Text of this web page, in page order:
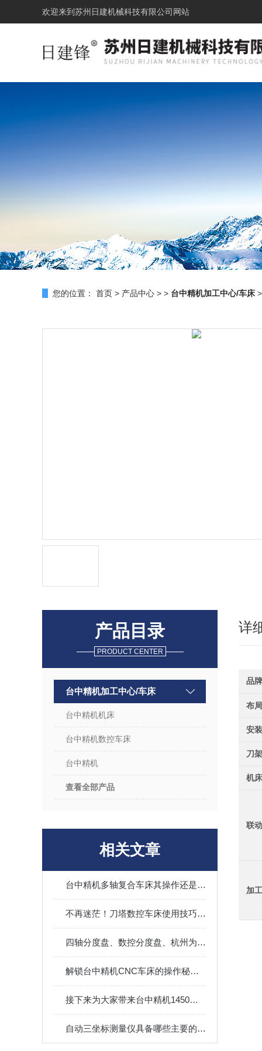
欢迎来到 苏州日建机械科技有限公司网站
您的位置： 首页 > 产品中心 > > 台中精机加工中心/车床
产品目录
PRODUCT CENTER
台中精机加工中心/车床
台中精机机床
台中精机数控车床
台中精机
查看全部产品
相关文章
台中精机多轴复合车床其操作还是有些技巧的
不再迷茫！刀塔数控车床使用技巧大全，让加工变得简单
四轴分度盘、数控分度盘、杭州为公精密机械有限公司
解锁台中精机CNC车床的操作秘籍，让加工变得轻而易举！
接下来为大家带来台中精机1450加工中心的主要功能
自动三坐标测量仪具备哪些主要的特点呢？
详
品牌
布
安
刀
机
联
加